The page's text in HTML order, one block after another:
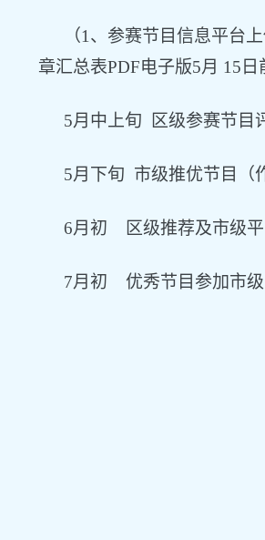
（1、参赛节目信息平台
章汇总表PDF电子版5月 15日
5月中上旬 区级参赛节目
5月下旬 市级推优节目（
6月初 区级推荐及市级平
7月初 优秀节目参加市级